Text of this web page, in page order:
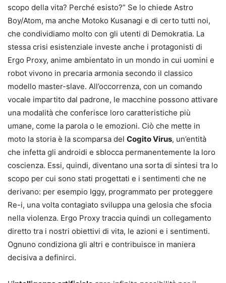
scopo della vita? Perché esisto?” Se lo chiede Astro
Boy/Atom, ma anche Motoko Kusanagi e di certo tutti noi,
che condividiamo molto con gli utenti di Demokratia. La
stessa crisi esistenziale investe anche i protagonisti di
Ergo Proxy, anime ambientato in un mondo in cui uomini e
robot vivono in precaria armonia secondo il classico
modello master-slave. All’occorrenza, con un comando
vocale impartito dal padrone, le macchine possono attivare
una modalità che conferisce loro caratteristiche più
umane, come la parola o le emozioni. Ciò che mette in
moto la storia è la scomparsa del Cogito Virus, un’entità
che infetta gli androidi e sblocca permanentemente la loro
coscienza. Essi, quindi, diventano una sorta di sintesi tra lo
scopo per cui sono stati progettati e i sentimenti che ne
derivano: per esempio Iggy, programmato per proteggere
Re-i, una volta contagiato sviluppa una gelosia che sfocia
nella violenza. Ergo Proxy traccia quindi un collegamento
diretto tra i nostri obiettivi di vita, le azioni e i sentimenti.
Ognuno condiziona gli altri e contribuisce in maniera
decisiva a definirci.